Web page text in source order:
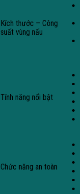
Kích thước – Công
suất vùng nấu
Tính năng nổi bật
Chức năng an toàn